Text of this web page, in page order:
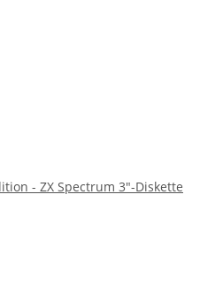
- ZX Spectrum 3"-Diskette